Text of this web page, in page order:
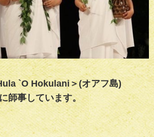
`O Hokulani＞(オアフ島)
師事しています。